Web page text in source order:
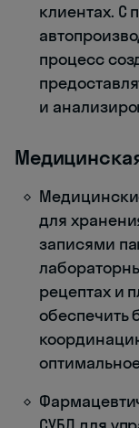
клиентах. С
процесс
и
для
записями
рецептах и
обеспечить